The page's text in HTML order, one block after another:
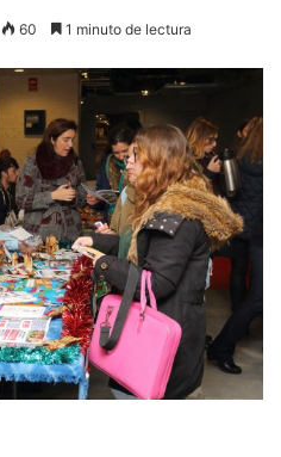
60 1 minuto de lectura